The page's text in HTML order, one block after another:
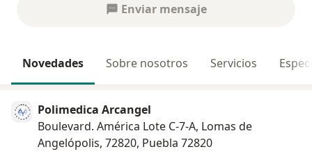
Enviar mensaje
Novedades Sobre nosotros Servicios
Polimedica Arcangel
Boulevard. América Lote C-7-A, Lomas de
Angelópolis, 72820, Puebla 72820